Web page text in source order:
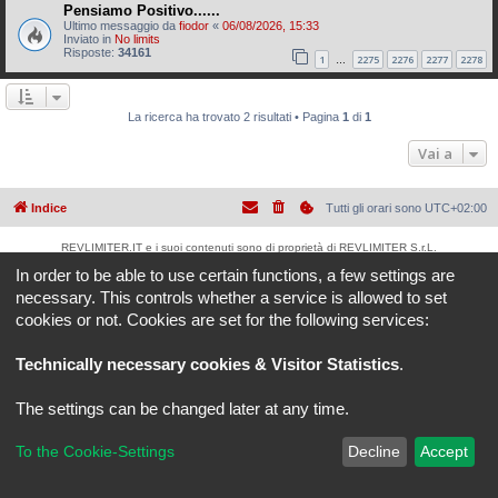
Pensiamo Positivo......
Ultimo messaggio da fiodor « 06/08/2026, 15:33
Inviato in No limits
Risposte: 34161 1 … 2275 2276 2277 2278
La ricerca ha trovato 2 risultati • Pagina 1 di 1
Vai a
Indice Tutti gli orari sono UTC+02:00
REVLIMITER.IT e i suoi contenuti sono di proprietà di REVLIMITER S.r.L.
I marchi MV AGUSTA®, CAGIVA®, MOTORCYCLE ART®, BRUTALE®, F4® e tutti i diritti
derivati sono di esclusiva titolarità di MV AGUSTA MOTOR SPA
REVLIMITER S.r.L. - P.I. 01334840525
Creato daphpBB® Forum Software © phpBB Limited
phpBB SiteMaker
In order to be able to use certain functions, a few settings are
necessary. This controls whether a service is allowed to set
cookies or not. Cookies are set for the following services:
Technically necessary cookies & Visitor Statistics.
The settings can be changed later at any time.
To the Cookie-Settings Decline Accept